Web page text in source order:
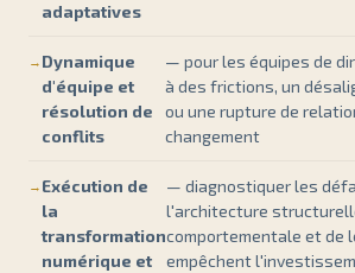
adaptatives
Dynamique
d'équipe et
résolution de
conflits
— pour les équipes de
à des frictions, un
ou une rupture de
changement
Exécution de
la
transformation
numérique et
— diagnostiquer les
l'architecture
comportementale et de
empêchent